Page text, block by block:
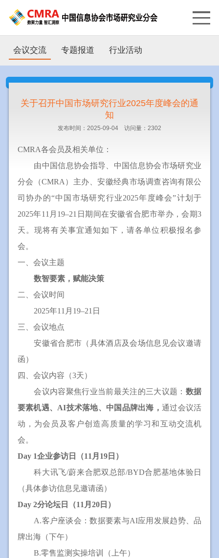
会议交流 专题报道 行业活动
关于召开中国市场研究行业2025年度峰会的通
知
发布时间：2025-09-04 访问量：2302
CMRA各会员及相关单位：
由中国信息协会指导、中国信息协会市场研究业
分会（CMRA）主办、安徽经典市场调查咨询有限公
司协办的“中国市场研究行业2025年度峰会”计划于
2025年11月19–21日期间在安徽省合肥市举办，会期3
天。现将有关事宜通知如下，请各单位积极报名参
会。
一、会议主题
数智要素，赋能决策
二、会议时间
2025年11月19–21日
三、会议地点
安徽省合肥市（具体酒店及会场信息见会议邀请
函）
四、会议内容（3天）
会议内容聚焦行业当前最关注的三大议题： 数据
要素机遇、AI技术落地、中国品牌出海，通过会议活
动，为会员及客户创造高质量的学习和互动交流机
会。
Day 1企业参访日（11月19日）
科大讯飞/蔚来合肥双总部/BYD合肥基地体验日
（具体参访信息见邀请函）
Day 2分论坛日（11月20日）
A.客户座谈会：数据要素与AI应用发展趋势、品
牌出海（下午）
B.零售监测实操培训（上午）